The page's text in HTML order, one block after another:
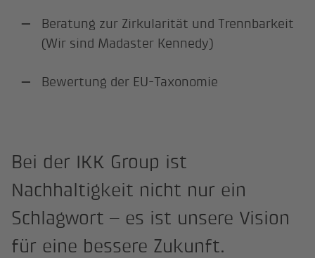
Beratung zur Zirkularität und Trennbarkeit
(Wir sind Madaster Kennedy)
Bewertung der EU-Taxonomie
Bei der IKK Group ist
Nachhaltigkeit nicht nur ein
Schlagwort – es ist unsere Vision
für eine bessere Zukunft.